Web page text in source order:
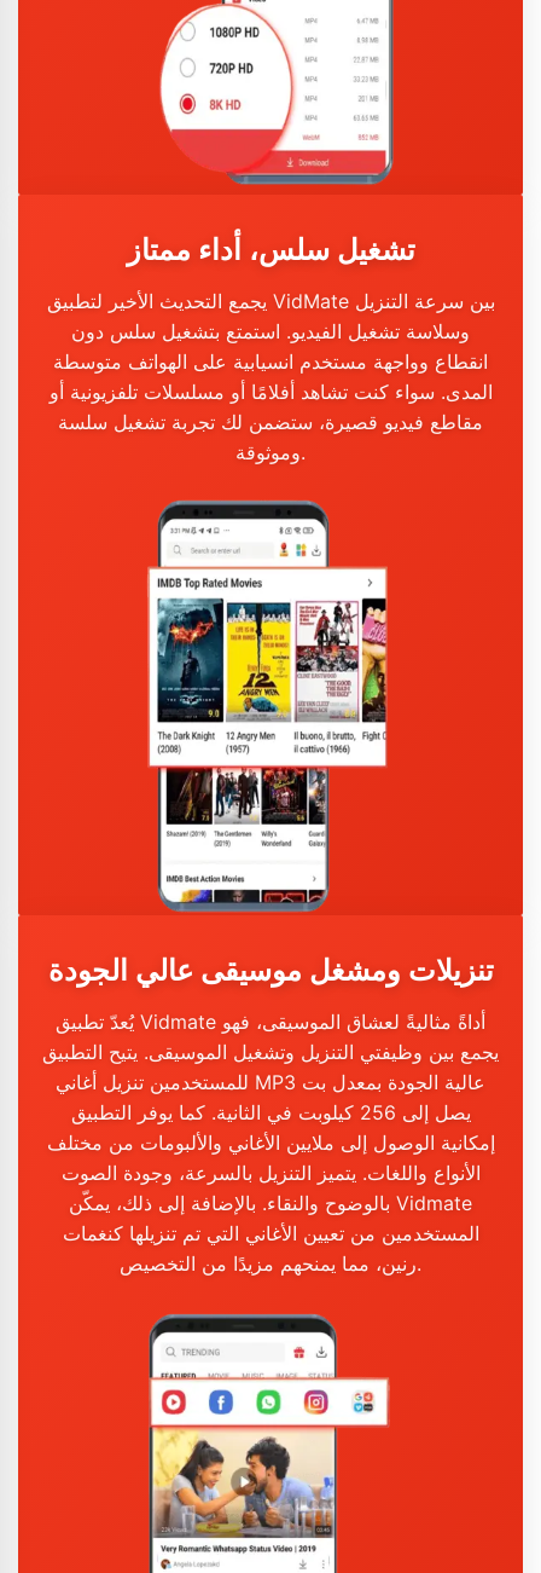
تشغيل سلس، أداء ممتاز
يجمع التحديث الأخير لتطبيق VidMate بين سرعة التنزيل
وسلاسة تشغيل الفيديو. استمتع بتشغيل سلس دون
انقطاع وواجهة مستخدم انسيابية على الهواتف متوسطة
المدى. سواء كنت تشاهد أفلامًا أو مسلسلات تلفزيونية أو
مقاطع فيديو قصيرة، ستضمن لك تجربة تشغيل سلسة
وموثوقة.
تنزيلات ومشغل موسيقى عالي الجودة
يُعدّ تطبيق Vidmate أداةً مثاليةً لعشاق الموسيقى، فهو
يجمع بين وظيفتي التنزيل وتشغيل الموسيقى. يتيح التطبيق
للمستخدمين تنزيل أغاني MP3 عالية الجودة بمعدل بت
يصل إلى 256 كيلوبت في الثانية. كما يوفر التطبيق
إمكانية الوصول إلى ملايين الأغاني والألبومات من مختلف
الأنواع واللغات. يتميز التنزيل بالسرعة، وجودة الصوت
بالوضوح والنقاء. بالإضافة إلى ذلك، يمكّن Vidmate
المستخدمين من تعيين الأغاني التي تم تنزيلها كنغمات
رنين، مما يمنحهم مزيدًا من التخصيص.